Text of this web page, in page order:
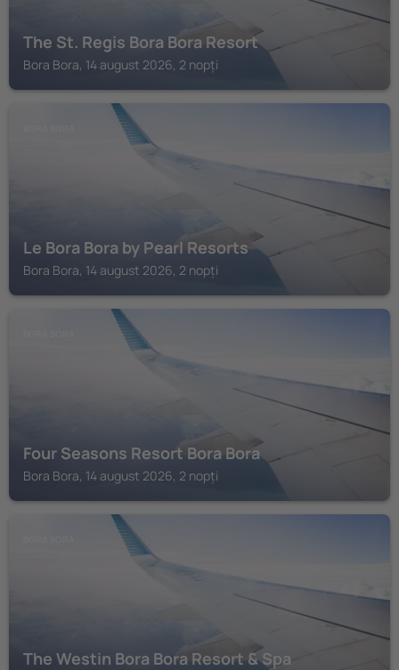
The St. Regis Bora Bora Resort
Bora Bora, 14 august 2026, 2 nopți
Le Bora Bora by Pearl Resorts
Bora Bora, 14 august 2026, 2 nopți
Four Seasons Resort Bora Bora
Bora Bora, 14 august 2026, 2 nopți
The Westin Bora Bora Resort & Spa